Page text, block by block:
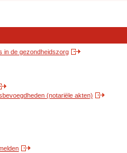
in de gezondheidszorg
(notariële akten)